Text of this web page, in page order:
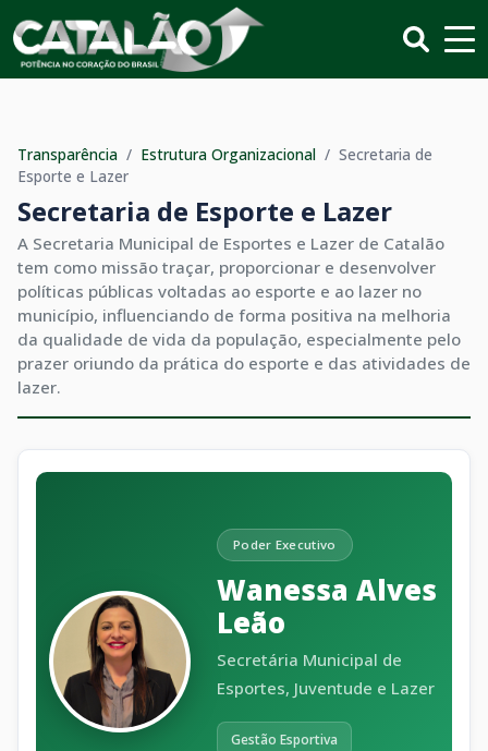
Transparência / Estrutura Organizacional / Secretaria de
Esporte e Lazer
Secretaria de Esporte e Lazer
A Secretaria Municipal de Esportes e Lazer de Catalão
tem como missão traçar, proporcionar e desenvolver
políticas públicas voltadas ao esporte e ao lazer no
município, influenciando de forma positiva na melhoria
da qualidade de vida da população, especialmente pelo
prazer oriundo da prática do esporte e das atividades de
lazer.
Poder Executivo
Wanessa Alves
Leão
Secretária Municipal de
Esportes, Juventude e Lazer
Gestão Esportiva